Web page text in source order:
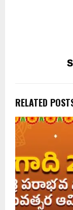
RELATED